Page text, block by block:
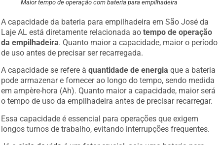
A capacidade da bateria para empilhadeira em São José da
Laje AL está diretamente relacionada aotempo de operação
da empilhadeira. Quanto maior a capacidade, maior o período
de uso antes de precisar ser recarregada.
pode armazenar e fornecer ao longo do tempo, sendo medida
em ampère-hora (Ah). Quanto maior a capacidade, maior será
o tempo de uso da empilhadeira antes de precisar recarregar.
longos turnos de trabalho, evitando interrupções frequentes.